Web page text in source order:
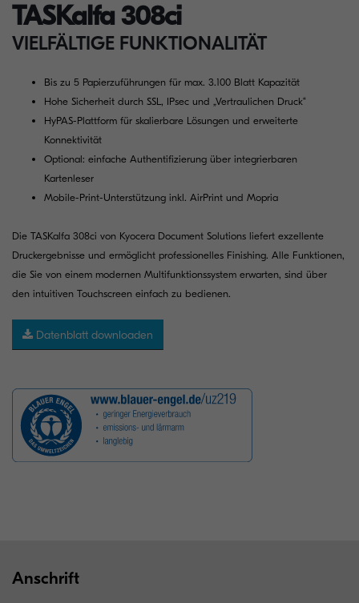
TASKalfa 308ci
VIELFÄLTIGE FUNKTIONALITÄT
Bis zu 5 Papierzuführungen für max. 3.100 Blatt Kapazität
Hohe Sicherheit durch SSL, IPsec und „Vertraulichen Druck“
HyPAS-Plattform für skalierbare Lösungen und erweiterte
Konnektivität
Optional: einfache Authentifizierung über integrierbaren
Kartenleser
Mobile-Print-Unterstützung inkl. AirPrint und Mopria
Die TASKalfa 308ci von Kyocera Document Solutions liefert exzellente
Druckergebnisse und ermöglicht professionelles Finishing. Alle Funktionen,
die Sie von einem modernen Multifunktionssystem erwarten, sind über
den intuitiven Touchscreen einfach zu bedienen.
Datenblatt downloaden
Anschrift